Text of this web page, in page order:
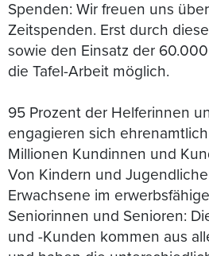
Spenden: Wir freuen uns
Zeitspenden. Erst durch
sowie den Einsatz der
die Tafel-Arbeit möglich.
95 Prozent der Helferinnen
engagieren sich
Millionen Kundinnen und
Von Kindern und
Erwachsene im
Seniorinnen und Senioren:
und -Kunden kommen aus